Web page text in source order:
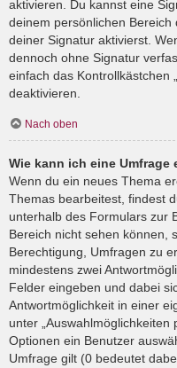
aktivieren. Du kannst eine
deinem persönlichen
deiner Signatur aktivierst.
dennoch ohne Signatur
einfach das Kontrollkästchen
deaktivieren.
Nach oben
Wie kann ich eine Umfrage
Wenn du ein neues Thema
Themas bearbeitest, findest
unterhalb des Formulars zur
Bereich nicht sehen können,
Berechtigung, Umfragen zu
mindestens zwei
Felder eingeben und dabei
Antwortmöglichkeit in einer
unter „Auswahlmöglichkeiten
Optionen ein Benutzer
Umfrage gilt (0 bedeutet